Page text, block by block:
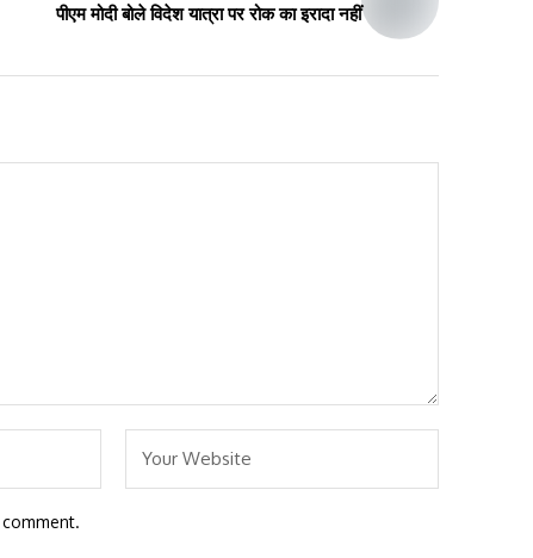
पीएम मोदी बोले विदेश यात्रा पर रोक का इरादा नहीं